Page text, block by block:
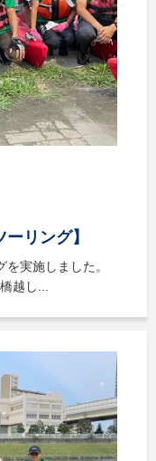
リング】
実施しました。
越し...